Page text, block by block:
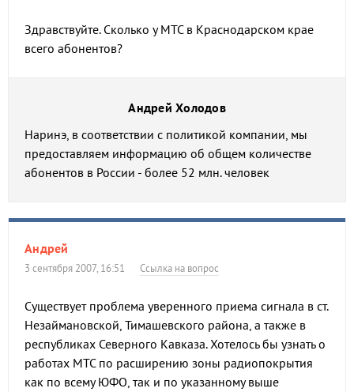
Здравствуйте. Сколько у МТС в Краснодарском крае
всего абонентов?
Андрей Холодов
Наринэ, в соответствии с политикой компании, мы
предоставляем информацию об общем количестве
абонентов в России - более 52 млн. человек
Андрей
3 сентября 2007, 16:51 Ссылка на вопрос
Существует проблема уверенного приема сигнала в ст.
Незаймановской, Тимашевского района, а также в
республиках Северного Кавказа. Хотелось бы узнать о
работах МТС по расширению зоны радиопокрытия
как по всему ЮФО, так и по указанному выше